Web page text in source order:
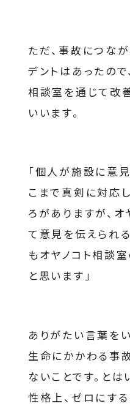
ただ、事故につな
デントはあったので
相談室を通じて改
いいます。
「個人が施設に意
こまで真剣に対応
ろがありますが、
て意見を伝えられ
もオヤノコト相談
と思います」
ありがたい言葉を
生命にかかわる事
ないことです。と
性格上、ゼロにす